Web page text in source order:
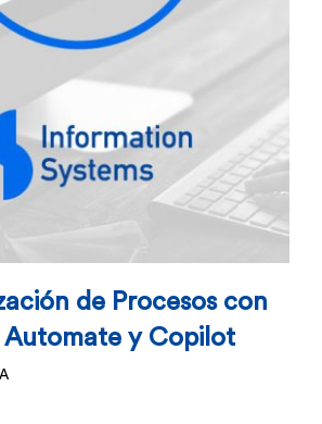
página
de Procesos con
Automate y Copilot